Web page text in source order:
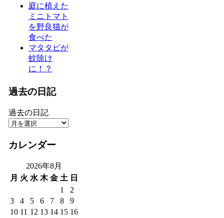
庭に植えた
ミニトマト
を野良猫が
食べた
マタタビが
蚊除け
に！？
過去の日記
過去の日記
カレンダー
2026年8月
月 火 水 木 金 土 日
1
2
3
4 5 6 7 8
9
10 11 12 13 14 15 16